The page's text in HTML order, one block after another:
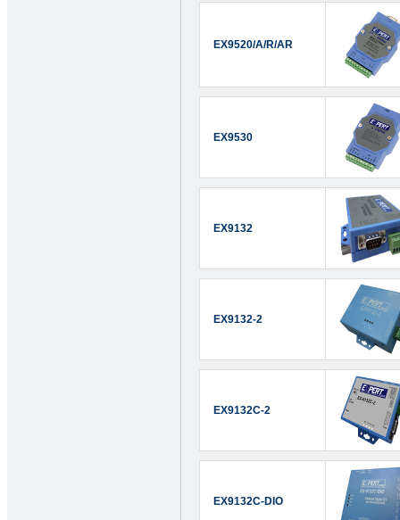
EX9520/A/R/AR
EX9530
EX9132
EX9132-2
EX9132C-2
EX9132C-DIO